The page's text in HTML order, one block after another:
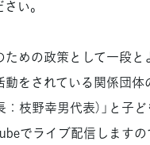
い。
めの政策として一段と
をされている関係団
枝野幸男代表）」と子
でライブ配信します